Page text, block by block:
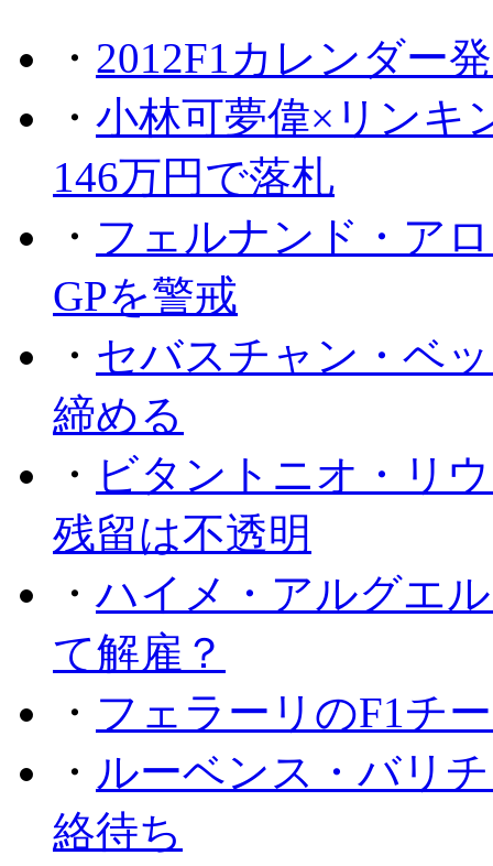
・ 2012F1カレンダー
・ 小林可夢偉×リンキ
146万円で落札
・ フェルナンド・ア
GPを警戒
・ セバスチャン・ベ
締める
・ ビタントニオ・リ
残留は不透明
・ハイメ・アルグエ
て解雇？
・ フェラーリのF1チ
・ ルーベンス・バリ
絡待ち